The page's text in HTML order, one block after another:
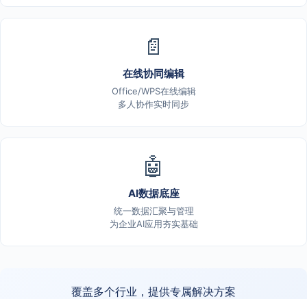
📄
在线协同编辑
Office/WPS在线编辑
多人协作实时同步
🤖
AI数据底座
统一数据汇聚与管理
为企业AI应用夯实基础
覆盖多个行业，提供专属解决方案